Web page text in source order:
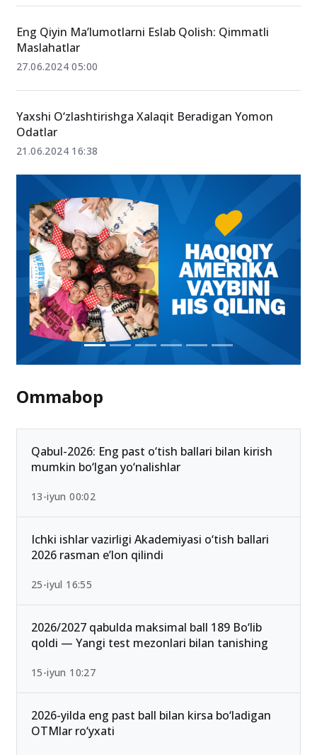
kasblarni egallashlari mumkin?
22.09.2024 00:47
Maslahatlar
27.06.2024 05:00
21.06.2024 16:38
Ommabop
Qabul-2026: Eng past o‘tish ballari bilan kirish
mumkin bo‘lgan yo‘nalishlar
13-iyun 00:02
Ichki ishlar vazirligi Akademiyasi o‘tish ballari
2026 rasman e’lon qilindi
25-iyul 16:55
2026/2027 qabulda maksimal ball 189 Bo‘lib
qoldi — Yangi test mezonlari bilan tanishing
15-iyun 10:27